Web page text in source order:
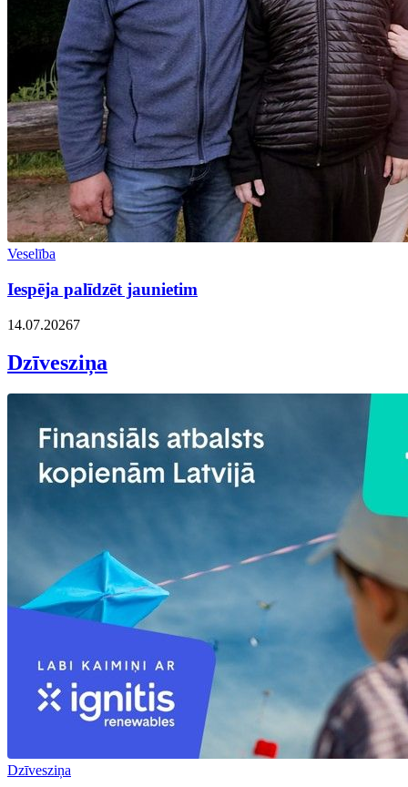
Veselība
Iespēja palīdzēt jaunietim
14.07.20267
Dzīvesziņa
Dzīvesziņa